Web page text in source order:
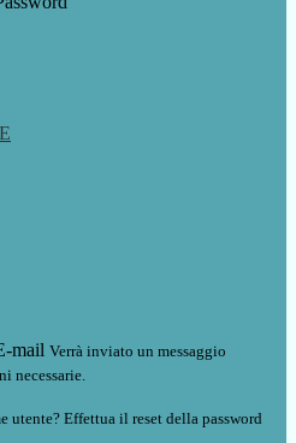
mail Verrà inviato un messaggio
necessarie.
utente? Effettua il reset della password